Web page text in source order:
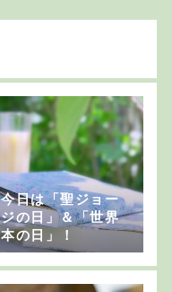
今日は「聖ジョー
ジの日」＆「世界
本の日」！